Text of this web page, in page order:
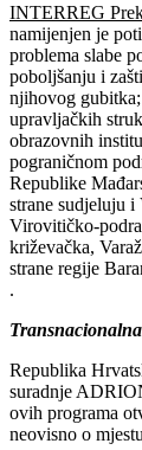
INTERREG
namijenjen je
problema slabe
poboljšanju i
njihovog
upravljačkih
obrazovnih
pograničnom
Republike
strane sudjeluju i
Virovitičko-
križevačka,
strane regije
.
Republika
suradnje
ovih programa
neovisno o